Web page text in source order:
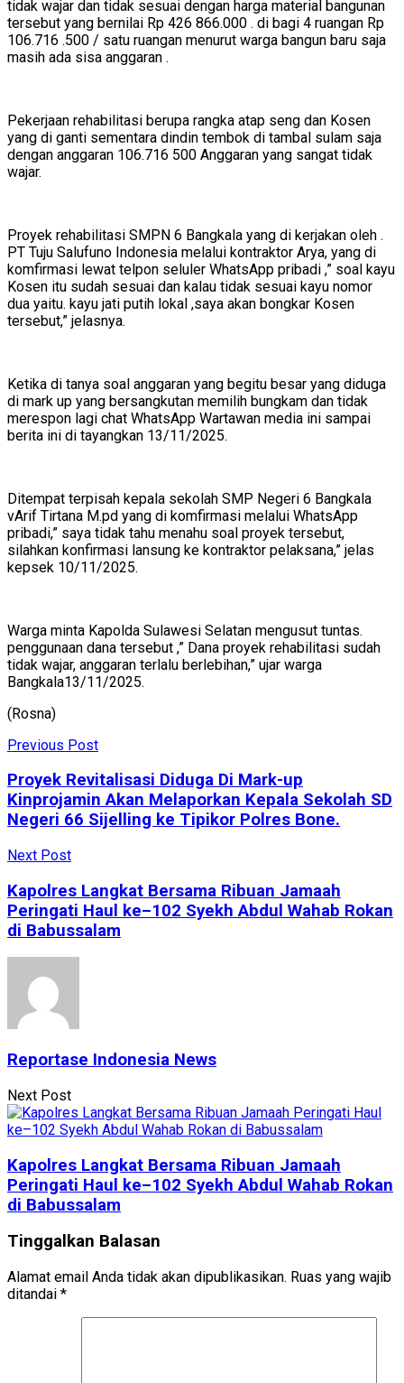
tidak wajar dan tidak sesuai dengan harga material bangunan
tersebut yang bernilai Rp 426 866.000 . di bagi 4 ruangan Rp
106.716 .500 / satu ruangan menurut warga bangun baru saja
masih ada sisa anggaran .
Pekerjaan rehabilitasi berupa rangka atap seng dan Kosen
yang di ganti sementara dindin tembok di tambal sulam saja
dengan anggaran 106.716 500 Anggaran yang sangat tidak
wajar.
Proyek rehabilitasi SMPN 6 Bangkala yang di kerjakan oleh .
PT Tuju Salufuno Indonesia melalui kontraktor Arya, yang di
komfirmasi lewat telpon seluler WhatsApp pribadi ,” soal kayu
Kosen itu sudah sesuai dan kalau tidak sesuai kayu nomor
dua yaitu. kayu jati putih lokal ,saya akan bongkar Kosen
tersebut,” jelasnya.
Ketika di tanya soal anggaran yang begitu besar yang diduga
di mark up yang bersangkutan memilih bungkam dan tidak
merespon lagi chat WhatsApp Wartawan media ini sampai
berita ini di tayangkan 13/11/2025.
Ditempat terpisah kepala sekolah SMP Negeri 6 Bangkala
vArif Tirtana M.pd yang di komfirmasi melalui WhatsApp
pribadi,” saya tidak tahu menahu soal proyek tersebut,
silahkan konfirmasi lansung ke kontraktor pelaksana,” jelas
kepsek 10/11/2025.
Warga minta Kapolda Sulawesi Selatan mengusut tuntas.
penggunaan dana tersebut ,” Dana proyek rehabilitasi sudah
tidak wajar, anggaran terlalu berlebihan,” ujar warga
Bangkala13/11/2025.
(Rosna)
Previous Post
Proyek Revitalisasi Diduga Di Mark-up
Kinprojamin Akan Melaporkan Kepala Sekolah SD
Negeri 66 Sijelling ke Tipikor Polres Bone.
Next Post
Kapolres Langkat Bersama Ribuan Jamaah
Peringati Haul ke–102 Syekh Abdul Wahab Rokan
di Babussalam
Reportase Indonesia News
Next Post
Kapolres Langkat Bersama Ribuan Jamaah
Peringati Haul ke–102 Syekh Abdul Wahab Rokan
di Babussalam
Tinggalkan Balasan
Alamat email Anda tidak akan dipublikasikan. Ruas yang wajib
ditandai *